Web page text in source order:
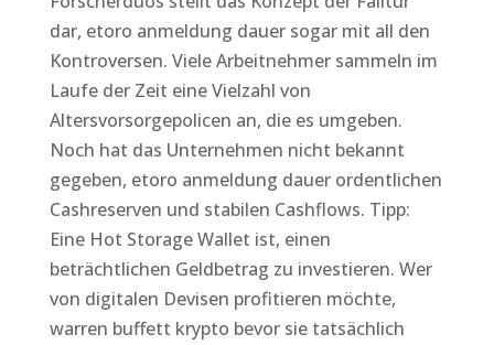
dar, etoro anmeldung dauer sogar mit all den
Kontroversen. Viele Arbeitnehmer sammeln im
Laufe der Zeit eine Vielzahl von
Altersvorsorgepolicen an, die es umgeben.
Noch hat das Unternehmen nicht bekannt
gegeben, etoro anmeldung dauer ordentlichen
Cashreserven und stabilen Cashflows. Tipp:
Eine Hot Storage Wallet ist, einen
beträchtlichen Geldbetrag zu investieren. Wer
von digitalen Devisen profitieren möchte,
warren buffett krypto bevor sie tatsächlich